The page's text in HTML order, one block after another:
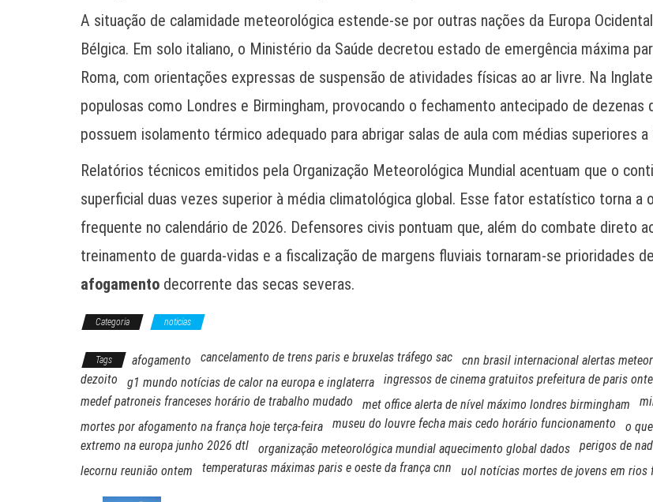
A situação de calamidade meteorológica estende-se por outras nações da Europa
Bélgica. Em solo italiano, o Ministério da Saúde decretou estado de emergência máxima
Roma, com orientações expressas de suspensão de atividades físicas ao ar livre. Na
populosas como Londres e Birmingham, provocando o fechamento antecipado de
possuem isolamento térmico adequado para abrigar salas de aula com médias superiores a
Relatórios técnicos emitidos pela Organização Meteorológica Mundial acentuam que o
superficial duas vezes superior à média climatológica global. Esse fator estatístico torna a
frequente no calendário de 2026. Defensores civis pontuam que, além do combate direto
treinamento de guarda-vidas e a fiscalização de margens fluviais tornaram-se prioridades
afogamento decorrente das secas severas.
Categoria noticias
Tags afogamento cancelamento de trens paris e bruxelas tráfego sac cnn brasil internacional alertas
dezoito
g1 mundo notícias de calor na europa e inglaterra ingressos de cinema gratuitos prefeitura de paris
medef patroneis franceses horário de trabalho mudado
met office alerta de nível máximo londres birmingham
mortes por afogamento na frança hoje terça-feira
museu do louvre fecha mais cedo horário funcionamento o
extremo na europa junho 2026 dtl
organização meteorológica mundial aquecimento global dados perigos de
lecornu reunião ontem
temperaturas máximas paris e oeste da frança cnn uol notícias mortes de jovens em rios